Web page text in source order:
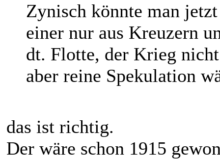
Zynisch könnte man
einer nur aus Kreuzern
dt. Flotte, der Krieg
aber reine Spekulation
das ist richtig.
Der wäre schon 1915